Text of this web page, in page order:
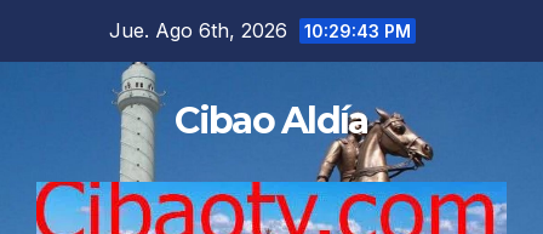
Jue. Ago 6th, 2026 10:29:44 PM
Cibao Aldía